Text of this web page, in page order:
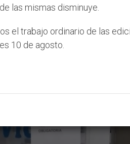
las mismas disminuye.
el trabajo ordinario de las
10 de agosto.